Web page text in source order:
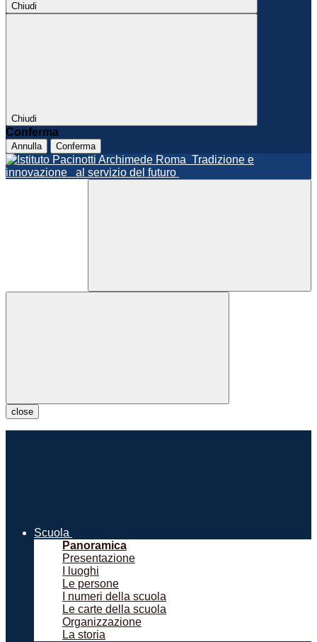
Chiudi
Chiudi
Conferma
Annulla Conferma
Roma Tradizione e
innovazione
al servizio del futuro
close
Scuola
Panoramica
Presentazione
I luoghi
Le persone
I numeri della scuola
Le carte della scuola
Organizzazione
La storia